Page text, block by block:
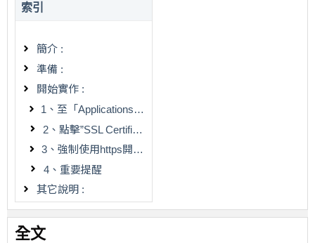
索引
簡介 :
準備 :
開始實作 :
1、至「Applications」選擇網站
2、點擊”SSL Certificate”
3、強制使用https開頭的網址
4、重要提醒
其它說明 :
全文